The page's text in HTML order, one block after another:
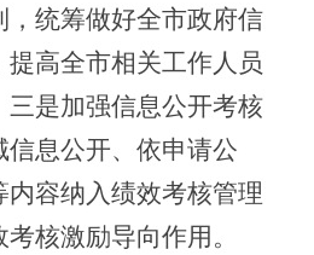
，统筹做好全市政府信
高全市相关工作人员
三是加强信息公开考核
息公开、依申请公
容纳入绩效考核管理
核激励导向作用。